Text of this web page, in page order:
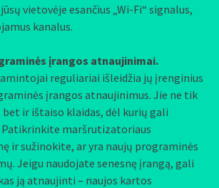
vietovėje esančius „Wi-Fi“ signalus,
kanalus.
įrangos atnaujinimai.
reguliariai išleidžia jų įrenginius
įrangos atnaujinimus. Jie ne tik
bet ir ištaiso klaidas, dėl kurių gali
maršrutizatoriaus
ir sužinokite, ar yra naujų programinės
Jeigu naudojate senesnę įrangą, gali
ją atnaujinti – naujos kartos